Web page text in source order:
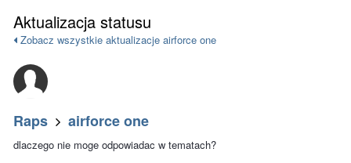
Aktualizacja statusu
Zobacz wszystkie aktualizacje airforce one
Raps airforce one
dlaczego nie moge odpowiadac w tematach?